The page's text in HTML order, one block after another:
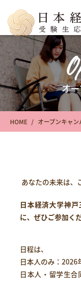
オ
HOME オープンキャ
あなたの未来は、
日本経済大学神
に、ぜひご参加く
日程は、
日本人のみ：2026
日本人・留学生